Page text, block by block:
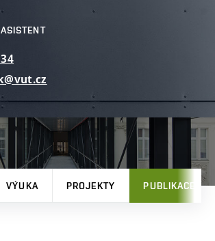
VÝUKA PROJEKTY PUBLIKACE